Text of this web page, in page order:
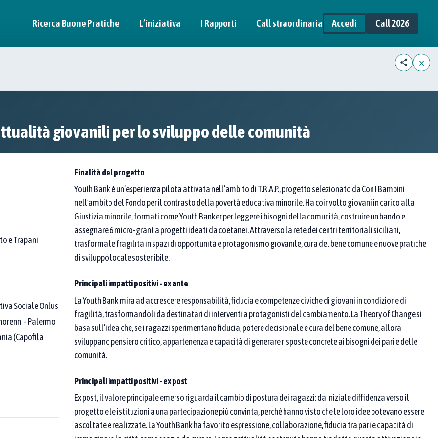
Ricerca Buone Pratiche L’iniziativa I Rapporti Call straordinaria Accedi Call 2026
pratica
esperienze "dal basso".
per trasformare davvero l’Italia.
censite
affina per area tematica o Goal SDGs.
compaia nel nome della buona pratica.
Nome del proponente / partner
della buona pratica
ad almeno
Aree tematiche
Puoi selezionare una o più aree tematiche dal menu. Se ne scegli più di una, compaiono le pratiche
legate ad almeno una di esse. Per restringere ulteriormente, aggiungi parole chiave nei campi sopra
×
giovanili per lo sviluppo delle comunità
e Trapani
Sociale Onlus
- Palermo
(Capofila
Finalità del progetto
Youth Bank è un’esperienza pilota attivata nell’ambito di T.R.A.P., progetto selezionato da Con I Bambini
nell’ambito del Fondo per il contrasto della povertà educativa minorile. Ha coinvolto giovani in carico alla
Giustizia minorile, formati come Youth Banker per leggere i bisogni della comunità, costruire un bando e
assegnare 6 micro-grant a progetti ideati da coetanei. Attraverso la rete dei centri territoriali siciliani,
trasforma le fragilità in spazi di opportunità e protagonismo giovanile, cura del bene comune e nuove pratiche
di sviluppo locale sostenibile.
Principali impatti positivi - ex ante
La Youth Bank mira ad accrescere responsabilità, fiducia e competenze civiche di giovani in condizione di
fragilità, trasformandoli da destinatari di interventi a protagonisti del cambiamento. La Theory of Change si
basa sull’idea che, se i ragazzi sperimentano fiducia, potere decisionale e cura del bene comune, allora
sviluppano pensiero critico, appartenenza e capacità di generare risposte concrete ai bisogni dei pari e delle
comunità.
Principali impatti positivi - ex post
Ex post, il valore principale emerso riguarda il cambio di postura dei ragazzi: da iniziale diffidenza verso il
progetto e le istituzioni a una partecipazione più convinta, perché hanno visto che le loro idee potevano essere
ascoltate e realizzate. La Youth Bank ha favorito espressione, collaborazione, fiducia tra pari e capacità di